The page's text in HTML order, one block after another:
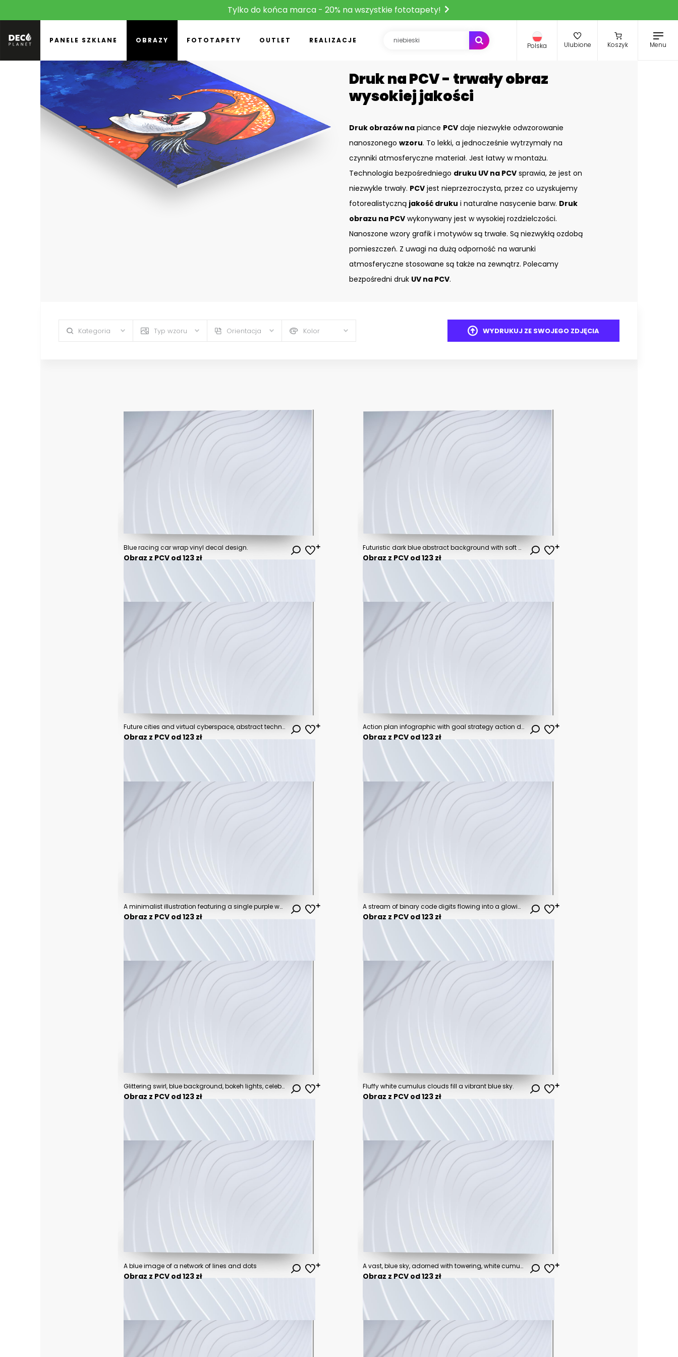
Tylko do końca marca - 20% na wszystkie fototapety!
PANELE SZKLANE OBRAZY FOTOTAPETY OUTLET REALIZACJE
Polska Ulubione Koszyk Menu
Druk na PCV - trwały obraz
wysokiej jakości
Druk obrazów na piance PCV daje niezwykłe odwzorowanie
nanoszonego wzoru. To lekki, a jednocześnie wytrzymały na
czynniki atmosferyczne materiał. Jest łatwy w montażu.
Technologia bezpośredniego druku UV na PCV sprawia, że jest on
niezwykle trwały. PCV jest nieprzezroczysta, przez co uzyskujemy
fotorealistyczną jakość druku i naturalne nasycenie barw. Druk
obrazu na PCV wykonywany jest w wysokiej rozdzielczości.
Nanoszone wzory grafik i motywów są trwałe. Są niezwykłą ozdobą
pomieszczeń. Z uwagi na dużą odporność na warunki
atmosferyczne stosowane są także na zewnątrz. Polecamy
bezpośredni druk UV na PCV.
Kategoria Typ wzoru Orientacja Kolor WYDRUKUJ ZE SWOJEGO ZDJĘCIA
Blue racing car wrap vinyl decal design.
Obraz z PCV od 123 zł
Futuristic dark blue abstract background with soft glowing wave gradients..vector illustration.
Obraz z PCV od 123 zł
Future cities and virtual cyberspace, abstract technological concept background
Obraz z PCV od 123 zł
Action plan infographic with goal strategy action development success steps
Obraz z PCV od 123 zł
A minimalist illustration featuring a single purple wave line, perfect for adding a touch of elegance to your design.
Obraz z PCV od 123 zł
A stream of binary code digits flowing into a glowing data processing interface with light trails representing information transfer and analysis
Obraz z PCV od 123 zł
Glittering swirl, blue background, bokeh lights, celebration
Obraz z PCV od 123 zł
Fluffy white cumulus clouds fill a vibrant blue sky.
Obraz z PCV od 123 zł
A blue image of a network of lines and dots
Obraz z PCV od 123 zł
A vast, blue sky, adorned with towering, white cumulus clouds, a symphony of fluffy shapes against the azure canvas, painting a serene and majestic spectacle.
Obraz z PCV od 123 zł